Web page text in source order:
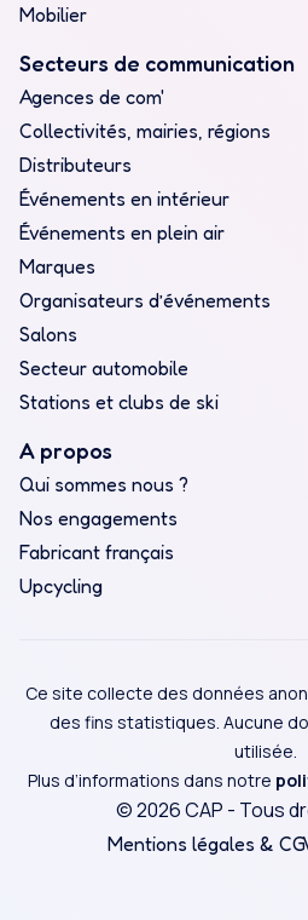
Mobilier
Secteurs de communication
Agences de com'
Collectivités, mairies, régions
Distributeurs
Événements en intérieur
Événements en plein air
Marques
Organisateurs d’événements
Salons
Secteur automobile
Stations et clubs de ski
A propos
Qui sommes nous ?
Nos engagements
Fabricant français
Upcycling
Ce site collecte des données
des fins statistiques. Aucune
utilisée.
Plus d’informations dans notre
© 2026 CAP - Tous
Mentions légales &